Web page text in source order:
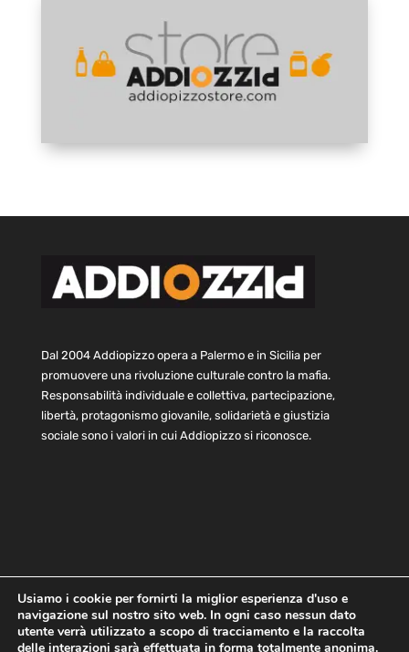
Dal 2004 Addiopizzo opera a Palermo e in Sicilia per
promuovere una rivoluzione culturale contro la mafia.
Responsabilità individuale e collettiva, partecipazione,
libertà, protagonismo giovanile, solidarietà e giustizia
sociale sono i valori in cui Addiopizzo si riconosce.
Home Statuto e bilancio
Contatti
Privacy
Cookie Child Protection Policy
Usiamo i cookie per fornirti la miglior esperienza d'uso e
navigazione sul nostro sito web. In ogni caso nessun dato
utente verrà utilizzato a scopo di tracciamento e la raccolta
delle interazioni sarà effettuata in forma totalmente anonima.